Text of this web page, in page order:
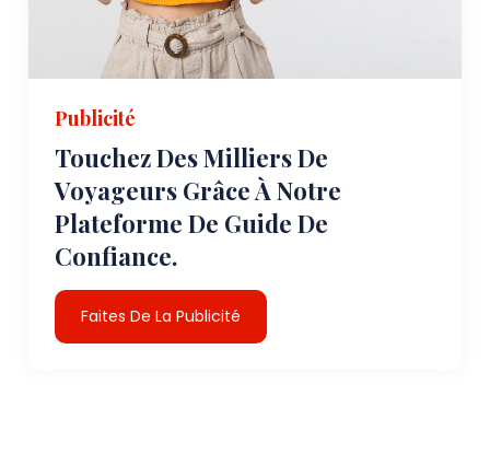
Publicité
Touchez Des Milliers De
Voyageurs Grâce À Notre
Plateforme De Guide De
Confiance.
Faites De La Publicité